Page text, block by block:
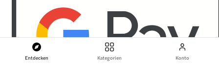
Entdecken Kategorien Konto